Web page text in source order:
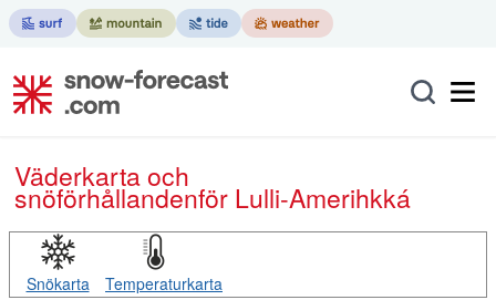
Väderkarta och
snöförhållandenför Lulli-Amerihkká
Snökarta Temperaturkarta